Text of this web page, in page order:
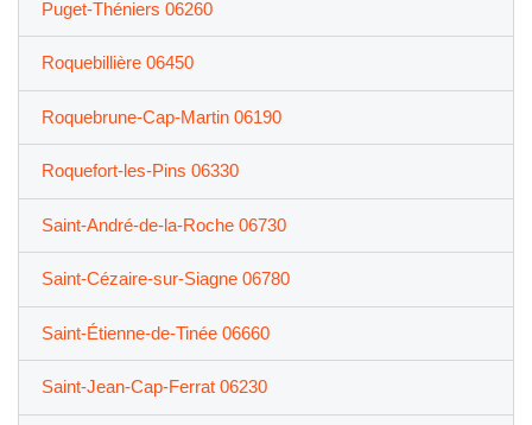
Puget-Théniers 06260
Roquebillière 06450
Roquebrune-Cap-Martin 06190
Roquefort-les-Pins 06330
Saint-André-de-la-Roche 06730
Saint-Cézaire-sur-Siagne 06780
Saint-Étienne-de-Tinée 06660
Saint-Jean-Cap-Ferrat 06230